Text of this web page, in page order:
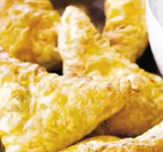
Kies producten
ca. 20 min. goudbruin en gaar.